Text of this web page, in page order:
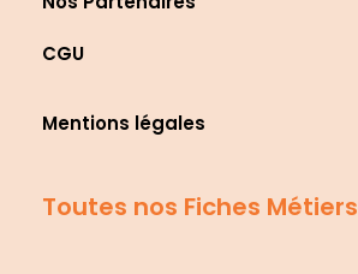
CGU
Mentions légales
Toutes nos Fiches Métiers